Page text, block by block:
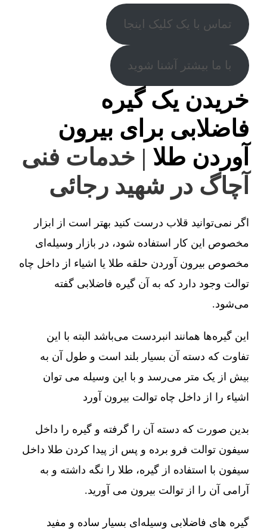
تماس با یک کلیک اینجا
با ما بیشتر آشنا شوید
خریدن یک گیره
فاضلابی برای بیرون
آوردن طلا | خدمات فنی
آچاگ در شهید رجائی
اگر نمی‌توانید قلاب درست کنید بهتر است از ابزار
مخصوص این کار استفاده شود، در بازار وسیله‌ای
مخصوص بیرون آوردن حلقه طلا یا اشیاء از داخل چاه
توالت وجود دارد که به آن گیره فاضلابی گفته
می‌شود.
این گیره‌ها همانند انبردست می‌باشد البته با این
تفاوت که دسته آن بسیار بلند است و طول آن به
بیش از یک متر می‌رسد و با این وسیله می توان
اشیاء را از داخل چاه توالت بیرون آورد
بدین صورت که دسته آن را گرفته و گیره را داخل
سیفون توالت فرو برده و پس از پیدا کردن طلا داخل
سیفون با استفاده از گیره، طلا را نگه داشته و به
آرامی آن را از توالت بیرون می آورید.
گیره های فاضلابی وسیله‌ای بسیار ساده و مفید